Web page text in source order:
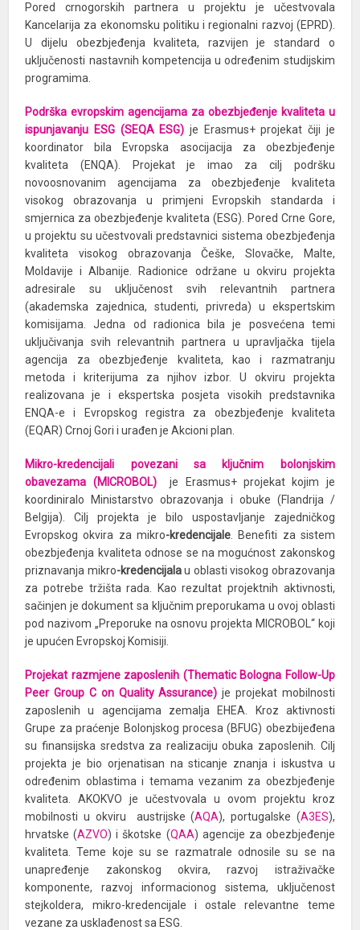
Pored crnogorskih partnera u projektu je učestvovala
Kancelarija za ekonomsku politiku i regionalni razvoj (EPRD).
U dijelu obezbjeđenja kvaliteta, razvijen je standard o
uključenosti nastavnih kompetencija u određenim studijskim
programima.
Podrška evropskim agencijama za obezbjeđenje kvaliteta u
ispunjavanju ESG(SEQA ESG) je Erasmus+ projekat čiji je
koordinator bila Evropska asocijacija za obezbjeđenje
kvaliteta (ENQA). Projekat je imao za cilj podršku
novoosnovanim agencijama za obezbjeđenje kvaliteta
visokog obrazovanja u primjeni Evropskih standarda i
smjernica za obezbjeđenje kvaliteta (ESG). Pored Crne Gore,
u projektu su učestvovali predstavnici sistema obezbjeđenja
kvaliteta visokog obrazovanja Češke, Slovačke, Malte,
Moldavije i Albanije. Radionice održane u okviru projekta
adresirale su uključenost svih relevantnih partnera
(akademska zajednica, studenti, privreda) u ekspertskim
komisijama. Jedna od radionica bila je posvećena temi
uključivanja svih relevantnih partnera u upravljačka tijela
agencija za obezbjeđenje kvaliteta, kao i razmatranju
metoda i kriterijuma za njihov izbor. U okviru projekta
realizovana je i ekspertska posjeta visokih predstavnika
ENQA-e i Evropskog registra za obezbjeđenje kvaliteta
(EQAR) Crnoj Gori i urađen je Akcioni plan.
Mikro-kredencijali povezani sa ključnim bolonjskim
obavezama (MICROBOL)je Erasmus+ projekat kojim je
koordiniralo Ministarstvo obrazovanja i obuke (Flandrija /
Belgija). Cilj projekta je bilo uspostavljanje zajedničkog
Evropskog okvira za mikro-kredencijale . Benefiti za sistem
obezbjeđenja kvaliteta odnose se na mogućnost zakonskog
priznavanja mikro-kredencijalau oblasti visokog obrazovanja
za potrebe tržišta rada. Kao rezultat projektnih aktivnosti,
sačinjen je dokument sa ključnim preporukama u ovoj oblasti
pod nazivom „Preporuke na osnovu projekta MICROBOL“ koji
je upućen Evropskoj Komisiji.
Projekat razmjene zaposlenih (Thematic Bologna Follow-Up
Peer Group C on Quality Assurance) je projekat mobilnosti
zaposlenih u agencijama zemalja EHEA. Kroz aktivnosti
Grupe za praćenje Bolonjskog procesa (BFUG) obezbijeđena
su finansijska sredstva za realizaciju obuka zaposlenih. Cilj
projekta je bio orjenatisan na sticanje znanja i iskustva u
određenim oblastima i temama vezanim za obezbjeđenje
kvaliteta. AKOKVO je učestvovala u ovom projektu kroz
mobilnosti u okviru austrijske (AQA), portugalske (A3ES),
hrvatske (AZVO) i škotske (QAA) agencije za obezbjeđenje
kvaliteta. Teme koje su se razmatrale odnosile su se na
unapređenje zakonskog okvira, razvoj istraživačke
komponente, razvoj informacionog sistema, uključenost
stejkoldera, mikro-kredencijale i ostale relevantne teme
vezane za usklađenost sa ESG.